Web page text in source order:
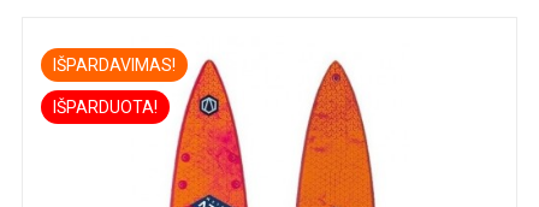
IŠPARDAVIMAS!
IŠPARDUOTA!